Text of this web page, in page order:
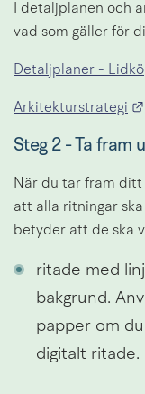
I detaljplanen och
vad som gäller för
Detaljplaner -
Arkitekturstrategi
Steg 2 - Ta fram
När du tar fram
att alla ritningar
betyder att de ska
ritade med
bakgrund.
papper om
digitalt ritade.